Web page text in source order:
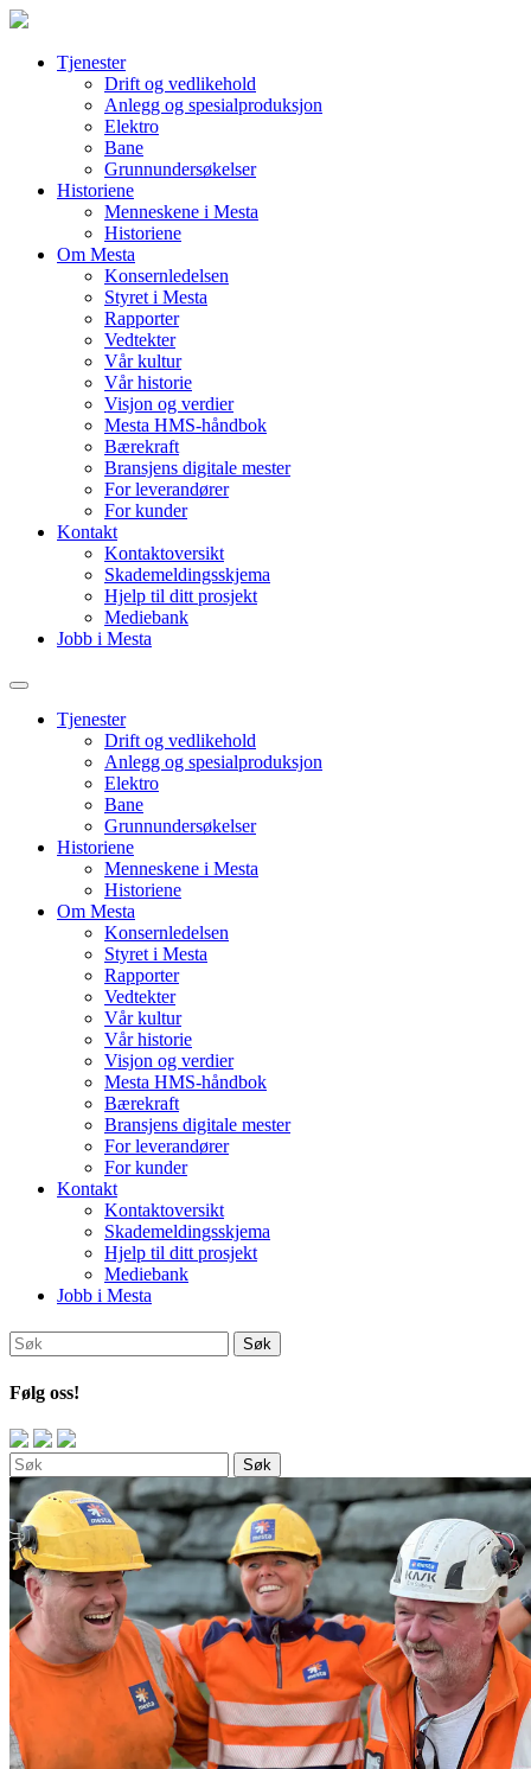
Skip
contentTjenester
Drift og vedlikehold
Anlegg og spesialproduksjon
Elektro
Bane
Grunnundersøkelser
Historiene
Menneskene i Mesta
Historiene
Om Mesta
Konsernledelsen
Styret i Mesta
Rapporter
Vedtekter
Vår kultur
Vår historie
Visjon og verdier
Mesta HMS-håndbok
Bærekraft
Bransjens digitale mester
For leverandører
For kunder
Kontakt
Kontaktoversikt
Skademeldingsskjema
Hjelp til ditt prosjekt
Mediebank
Jobb i Mesta
Tjenester
Drift og vedlikehold
Anlegg og spesialproduksjon
Elektro
Bane
Grunnundersøkelser
Historiene
Menneskene i Mesta
Historiene
Om Mesta
Konsernledelsen
Styret i Mesta
Rapporter
Vedtekter
Vår kultur
Vår historie
Visjon og verdier
Mesta HMS-håndbok
Bærekraft
Bransjens digitale mester
For leverandører
For kunder
Kontakt
Kontaktoversikt
Skademeldingsskjema
Hjelp til ditt prosjekt
Mediebank
Jobb i Mesta
Følg oss!
Søk Søk